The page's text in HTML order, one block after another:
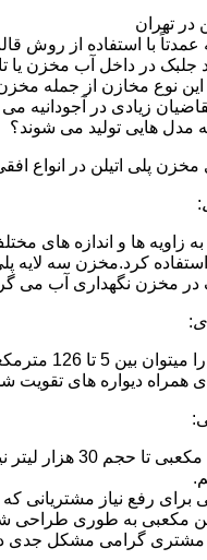
در تهران
عمدتاً با استفاده از روش
در داخل آب مخزن یا
این نوع مخازن از جمله
زیادی در آجودانیه
مدل هایی تولید می شوند؟
پلی اتیلن در انواع
:
زاویه ها و اندازه های
کرد.مخزن سه لایه
در مخزن نگهداری آب می
:
تک لایه،دولایه و سه لایه که قابل تولید می باشد.
دیواره های تقویت شده
تولید مخازن
برای رفع نیاز مشتریانی
مکعبی به طوری طراحی شده
گرامی مشکل جدی در